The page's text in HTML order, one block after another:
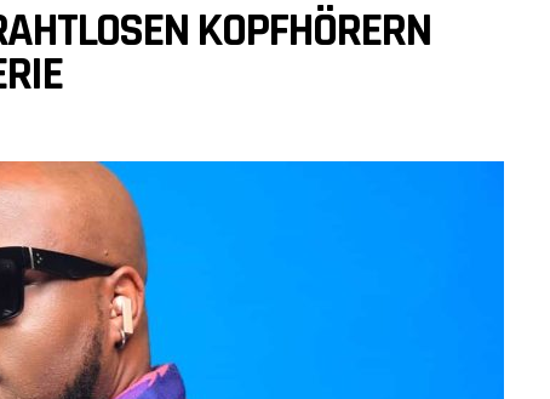
KOPFHÖRERN